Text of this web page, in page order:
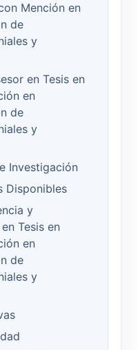
Mención en
de
y
en Tesis en
en
de
y
Investigación
Disponibles
y
Tesis en
en
de
y